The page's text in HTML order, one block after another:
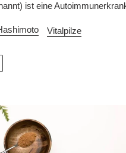
ist eine
Vitalpilze